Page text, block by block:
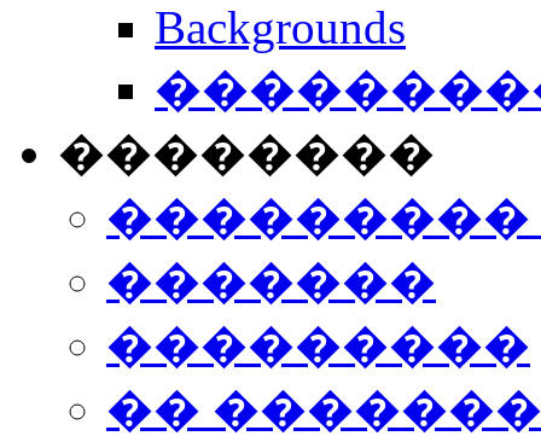
Backgrounds
��������
���������
�������
���������
��